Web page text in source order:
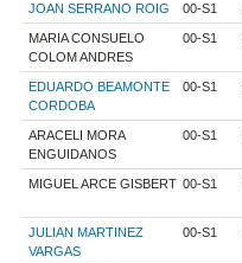
JOAN SERRANO ROIG 00-S1
MARIA CONSUELO
COLOM ANDRES
00-S1
EDUARDO BEAMONTE
CORDOBA
00-S1
ARACELI MORA
ENGUIDANOS
00-S1
MIGUEL ARCE GISBERT 00-S1
JULIAN MARTINEZ
VARGAS
00-S1